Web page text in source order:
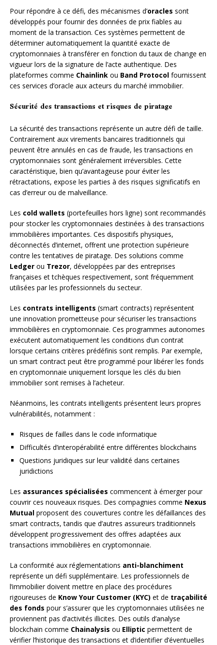
Pour répondre à ce défi, des mécanismes d’oracles sont
développés pour fournir des données de prix fiables au
moment de la transaction. Ces systèmes permettent de
déterminer automatiquement la quantité exacte de
cryptomonnaies à transférer en fonction du taux de change en
vigueur lors de la signature de l’acte authentique. Des
plateformes comme Chainlink ou Band Protocol fournissent
ces services d’oracle aux acteurs du marché immobilier.
Sécurité des transactions et risques de piratage
La sécurité des transactions représente un autre défi de taille.
Contrairement aux virements bancaires traditionnels qui
peuvent être annulés en cas de fraude, les transactions en
cryptomonnaies sont généralement irréversibles. Cette
caractéristique, bien qu’avantageuse pour éviter les
rétractations, expose les parties à des risques significatifs en
cas d’erreur ou de malveillance.
Les cold wallets (portefeuilles hors ligne) sont recommandés
pour stocker les cryptomonnaies destinées à des transactions
immobilières importantes. Ces dispositifs physiques,
déconnectés d’internet, offrent une protection supérieure
contre les tentatives de piratage. Des solutions comme
Ledger ou Trezor, développées par des entreprises
françaises et tchèques respectivement, sont fréquemment
utilisées par les professionnels du secteur.
Les contrats intelligents (smart contracts) représentent
une innovation prometteuse pour sécuriser les transactions
immobilières en cryptomonnaie. Ces programmes autonomes
exécutent automatiquement les conditions d’un contrat
lorsque certains critères prédéfinis sont remplis. Par exemple,
un smart contract peut être programmé pour libérer les fonds
en cryptomonnaie uniquement lorsque les clés du bien
immobilier sont remises à l’acheteur.
Néanmoins, les contrats intelligents présentent leurs propres
vulnérabilités, notamment :
Risques de failles dans le code informatique
Difficultés d’interopérabilité entre différentes blockchains
Questions juridiques sur leur validité dans certaines
juridictions
Les assurances spécialisées commencent à émerger pour
couvrir ces nouveaux risques. Des compagnies comme Nexus
Mutual proposent des couvertures contre les défaillances des
smart contracts, tandis que d’autres assureurs traditionnels
développent progressivement des offres adaptées aux
transactions immobilières en cryptomonnaie.
La conformité aux réglementations anti-blanchiment
représente un défi supplémentaire. Les professionnels de
l’immobilier doivent mettre en place des procédures
rigoureuses de Know Your Customer (KYC) et de traçabilité
des fonds pour s’assurer que les cryptomonnaies utilisées ne
proviennent pas d’activités illicites. Des outils d’analyse
blockchain comme Chainalysis ou Elliptic permettent de
vérifier l’historique des transactions et d’identifier d’éventuelles